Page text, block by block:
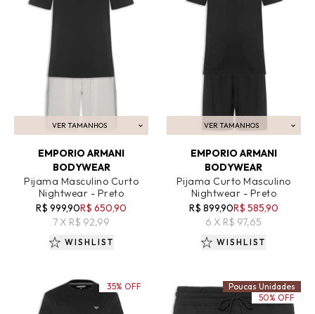
VER TAMANHOS
ADICIONAR AO CARRINHO
EMPORIO ARMANI
BODYWEAR
Pijama Masculino Curto
Nightwear - Preto
R$ 999,90R$ 650,90
7 X R$ 92,99
WISHLIST
VER TAMANHOS
ADICIONAR AO CARRINHO
EMPORIO ARMANI
BODYWEAR
Pijama Curto Masculino
Nightwear - Preto
R$ 899,90R$ 585,90
6 X R$ 97,65
WISHLIST
35% OFF
Poucas Unidades
50% OFF